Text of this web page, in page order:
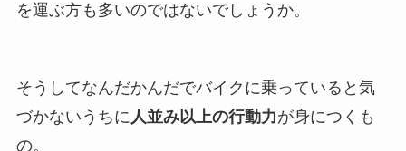
を運ぶ方も多いのではないでしょうか。
そうしてなんだかんだでバイクに乗っていると気
づかないうちに 人並み以上の行動力が身につくも
の。